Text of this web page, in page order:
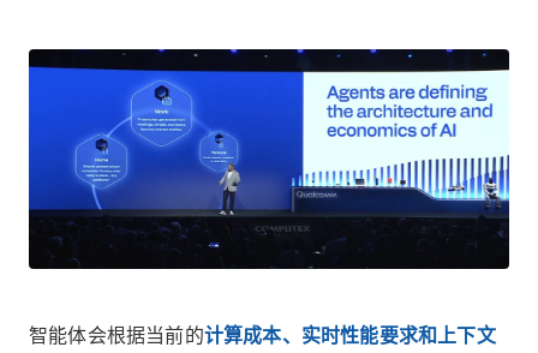
智能体会根据当前的计算成本、实时性能要求和上下文